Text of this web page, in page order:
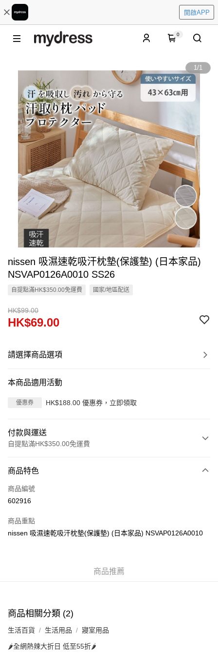
開啟APP
0
1/1
nissen 吸濕速乾吸汗枕墊(保護墊) (日本家品)
NSVAP0126A0010 SS26
自提點滿HK$350.00免運費 國家/地區配送
HK$99.00
HK$69.00
請選擇商品選項
本商品適用活動
優惠券 HK$188.00 優惠券，立即領取
付款與運送
自提點滿HK$350.00免運費
信用卡
Apple Pay
PayMe
付款後順豐站及營業點
每筆HK$40.00，滿HK$350.00或以上免運費
付款後順豐合作便利店
商品特色
商品編號
602916
商品重點
nissen 吸濕速乾吸汗枕墊(保護墊) (日本家品) NSVAP0126A0010
商品推薦
商品相關分類 (2)
生活百貨 生活用品 寢室用品
🌶️全網熱辣大折日 低至55折🌶️